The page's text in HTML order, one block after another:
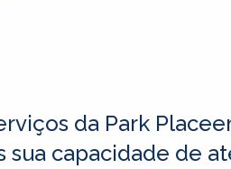
da Park
sua capacidade de